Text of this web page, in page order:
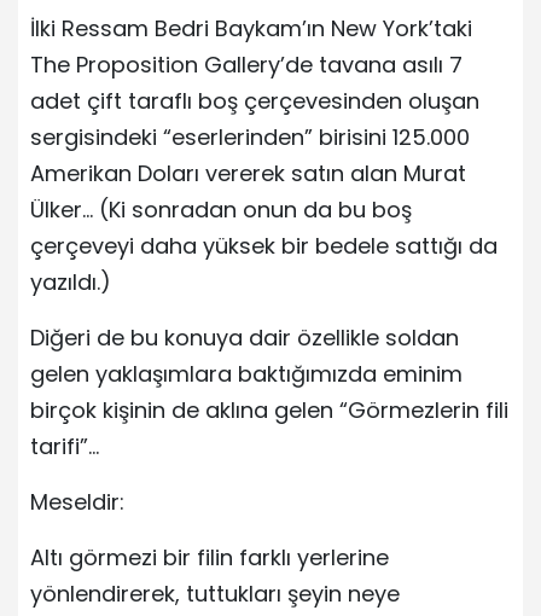
İlki Ressam Bedri Baykam’ın New York’taki
The Proposition Gallery’de tavana asılı 7
adet çift taraflı boş çerçevesinden oluşan
sergisindeki “eserlerinden” birisini 125.000
Amerikan Doları vererek satın alan Murat
Ülker… (Ki sonradan onun da bu boş
çerçeveyi daha yüksek bir bedele sattığı da
yazıldı.)
Diğeri de bu konuya dair özellikle soldan
gelen yaklaşımlara baktığımızda eminim
birçok kişinin de aklına gelen “Görmezlerin fili
tarifi”…
Meseldir:
Altı görmezi bir filin farklı yerlerine
yönlendirerek, tuttukları şeyin neye